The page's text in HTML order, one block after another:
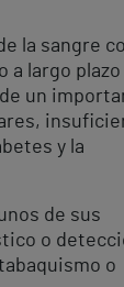
la sangre
a largo plazo
un
y la
de sus
o
o